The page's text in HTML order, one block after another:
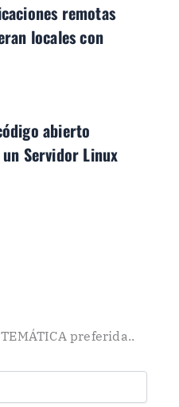
remotas
locales con
abierto
Servidor Linux
preferida..